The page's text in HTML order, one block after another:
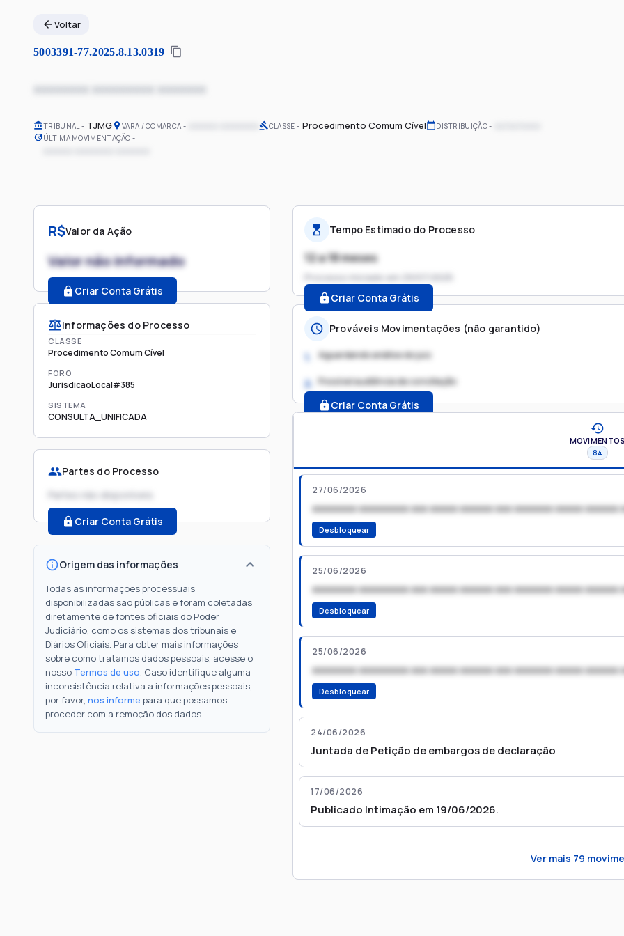
Voltar
5003391-77.2025.8.13.0319
xxxxxxxx xxxxxxxxx xxxxxxx
TRIBUNAL TJMG VARA / COMARCA CLASSE Procedimento Comum Cível DISTRIBUIÇÃO
ÚLTIMA MOVIMENTAÇÃO
R$Valor da Ação
Valor não informado
Criar Conta Grátis
Informações do Processo
CLASSE
Procedimento Comum Cível
FORO
JurisdicaoLocal#385
SISTEMA
CONSULTA_UNIFICADA
Partes do Processo
Partes não disponíveis
Criar Conta Grátis
Origem das informações
Todas as informações processuais
disponibilizadas são públicas e foram coletadas
diretamente de fontes oficiais do Poder
Judiciário, como os sistemas dos tribunais e
Diários Oficiais. Para obter mais informações
sobre como tratamos dados pessoais, acesse o
nosso Termos de uso. Caso identifique alguma
inconsistência relativa a informações pessoais,
por favor, nos informe para que possamos
proceder com a remoção dos dados.
Tempo Estimado do Processo
12 a 18 meses
Processo iniciado em
Criar Conta Grátis
Prováveis Movimentações (não garantido)
1. Aguardando análise do juiz
2. Possível audiência de conciliação
Criar Conta Grátis
MOVIMENTOS
84
27/06/2026
xxxxxxxx xxxxxxxxx xxx xxxxx xxxxxx xxx xxxxxxx xxxxx xxxxxx
Desbloquear
25/06/2026
xxxxxxxx xxxxxxxxx xxx xxxxx xxxxxx xxx xxxxxxx xxxxx xxxxxx
Desbloquear
25/06/2026
xxxxxxxx xxxxxxxxx xxx xxxxx xxxxxx xxx xxxxxxx xxxxx xxxxxx
Desbloquear
24/06/2026
Juntada de Petição de embargos de declaração
17/06/2026
Publicado Intimação em 19/06/2026.
Ver mais 79